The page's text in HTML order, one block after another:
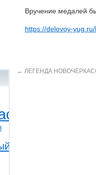
Вручение медалей
https://delovoy-
← ЛЕГЕНДА